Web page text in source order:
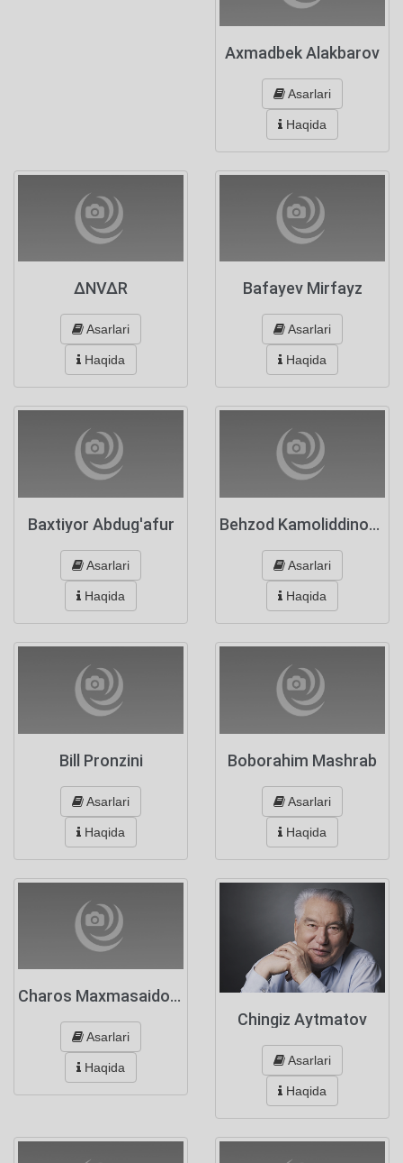
Axmadbek Alakbarov
Asarlari
Haqida
∆NV∆R
Asarlari
Haqida
Bafayev Mirfayz
Asarlari
Haqida
Baxtiyor Abdug'afur
Asarlari
Haqida
Behzod Kamoliddinov Kamoliddin oʻgʻli
Asarlari
Haqida
Bill Pronzini
Asarlari
Haqida
Boborahim Mashrab
Asarlari
Haqida
Charos Maxmasaidova
Asarlari
Haqida
Chingiz Aytmatov
Asarlari
Haqida